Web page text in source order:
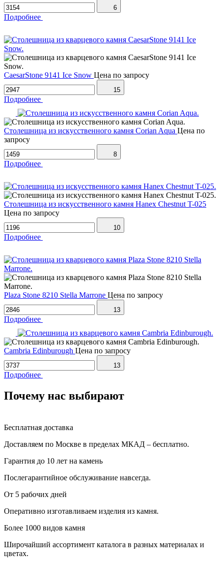
6
Подробнее
CaesarStone 9141 Ice Snow Цена по запросу
15
Подробнее
Столешница из искусственного камня Corian Aqua Цена по
запросу
8
Подробнее
Столешница из искусственного камня Hanex Chestnut T-025
Цена по запросу
10
Подробнее
Plaza Stone 8210 Stella Marrone Цена по запросу
13
Подробнее
Cambria Edinburough Цена по запросу
13
Подробнее
Почему нас выбирают
Бесплатная доставка
Доставляем по Москве в пределах МКАД – бесплатно.
Гарантия до 10 лет на камень
Послегарантийное обслуживание навсегда.
От 5 рабочих дней
Оперативно изготавливаем изделия из камня.
Более 1000 видов камня
Широчайший ассортимент каталога в разных материалах и
цветах.